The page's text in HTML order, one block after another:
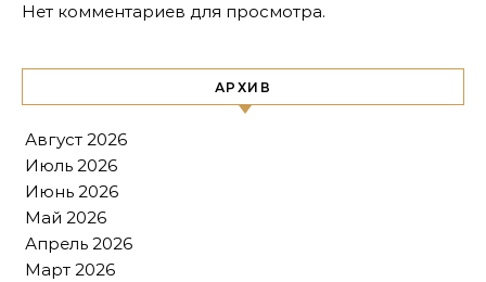
Нет комментариев для просмотра.
АРХИВ
Август 2026
Июль 2026
Июнь 2026
Май 2026
Апрель 2026
Март 2026